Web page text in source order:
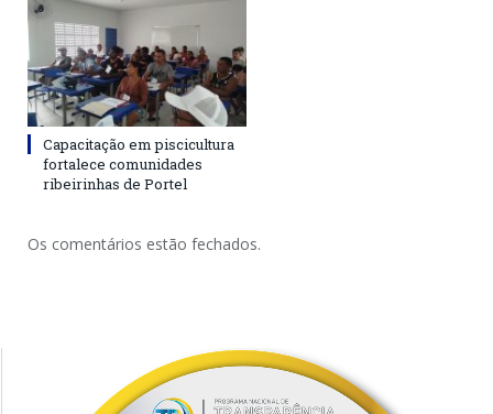
Capacitação em piscicultura
fortalece comunidades
ribeirinhas de Portel
Os comentários estão fechados.